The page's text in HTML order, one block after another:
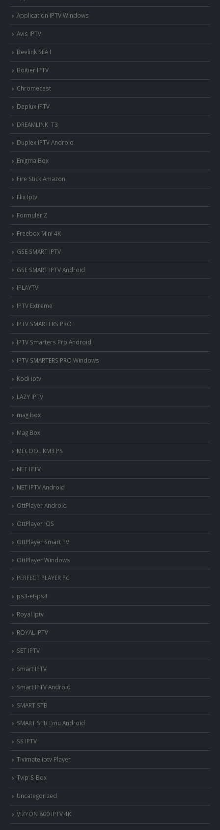
Application IPTV Windows
Avis IPTV
Beelink SEA I
Boitier IPTV
Chromecast
Deplux IPTV
DREAMLINK T3
Duplex IPTV Android
Enigma Box
Fire Stick Amazon
Flix Iptv
Formuler Z
Freebox Mini 4K
‎GSE SMART IPTV
GSE SMART IPTV Android
IPLAYTV
IPTV Extreme
IPTV SMARTERS PRO
IPTV Smarters Pro Android
IPTV SMARTERS PRO Windows
Kodi iptv
LAZY IPTV
mag box
Mag Box
MECOOL KM3 PS
NET IPTV
NET IPTV Android
OttPlayer Android
OttPlayer iOS
OttPlayer Smart TV
OttPlayer Windows
PERFECT PLAYER PC
ps3-et-ps4
Royal iptv
ROYAL IPTV
SET IPTV
Smart IPTV
Smart IPTV Android
SMART STB
SMART STB Emu Android
SS IPTV
Tivimate iptv Player
Tvip-S-Box
Uncategorized
VIZYON 800 IPTV 4K